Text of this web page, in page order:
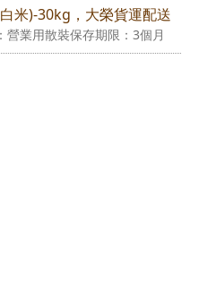
米)-30kg，大榮貨運配送
業用散裝保存期限：3個月